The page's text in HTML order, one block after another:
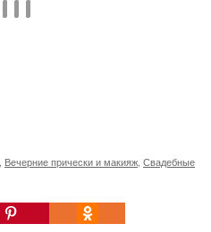
Вечерние прически и макияж Свадебные